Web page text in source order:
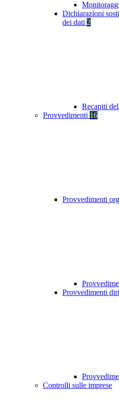
Dichiarazioni
dei dati 2
Recapiti
Provvedimenti 16
Provvedimenti
Provvedimenti
Controlli sulle imprese